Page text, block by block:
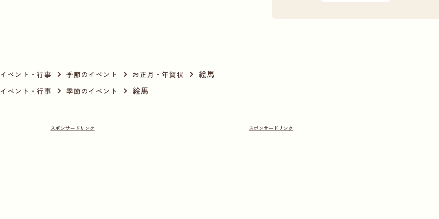
イベント・行事 季節のイベント お正月・年賀状 絵馬
イベント・行事 季節のイベント 絵馬